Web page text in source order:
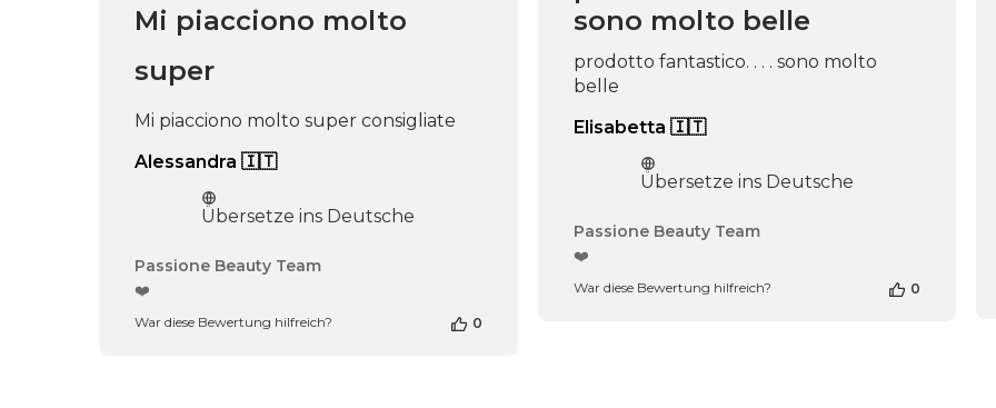
am
Thu
Apr
sono molto belle
prodotto fantastico. . . . sono molto
belle
Elisabetta 🇮🇹
Übersetze ins Deutsche
Kommentare
Inhabers
Passione Beauty Team
❤️
War diese Bewertung hilfreich? 0
Mi piacciono molto
super
Mi piacciono molto super consigliate
Alessandra 🇮🇹
Übersetze ins Deutsche
Kommentare
Inhabers
Passione Beauty Team
❤️
War diese Bewertung hilfreich? 0